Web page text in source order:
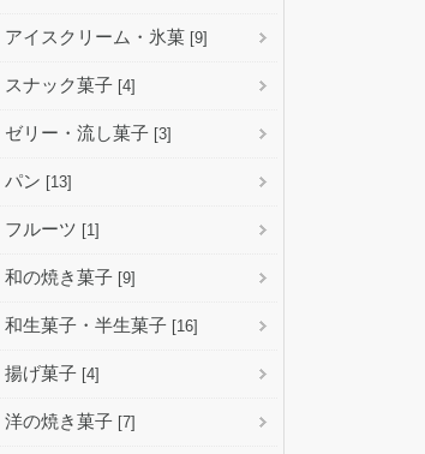
アイスクリーム・氷菓 [9]
スナック菓子 [4]
ゼリー・流し菓子 [3]
パン [13]
フルーツ [1]
和の焼き菓子 [9]
和生菓子・半生菓子 [16]
揚げ菓子 [4]
洋の焼き菓子 [7]